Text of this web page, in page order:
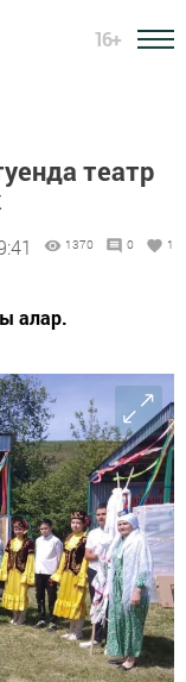
16+
театр
1370 0 1
алар.